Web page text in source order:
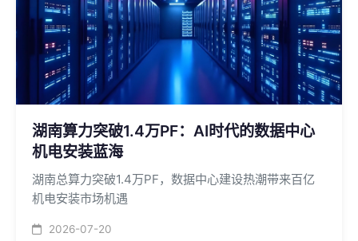
湖南算力突破1.4万PF：AI时代的数据中心
机电安装蓝海
湖南总算力突破1.4万PF，数据中心建设热潮带来百亿
机电安装市场机遇
2026-07-20